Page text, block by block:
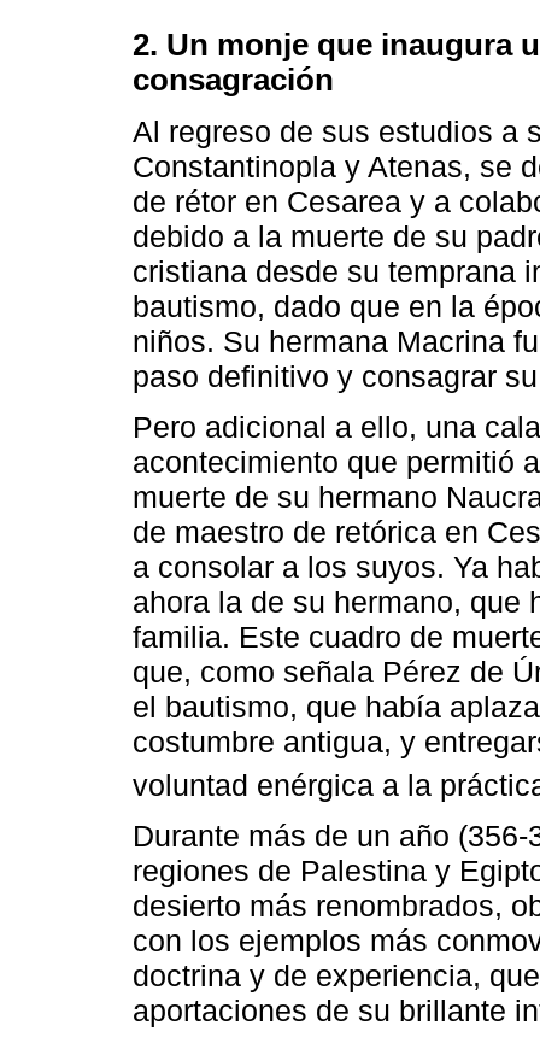
2. Un monje que inaugura
consagración
Al regreso de sus estudios a
Constantinopla y Atenas, se
de rétor en Cesarea y a
debido a la muerte de su
cristiana desde su temprana
bautismo, dado que en la
niños. Su hermana Macrina
paso definitivo y consagrar
Pero adicional a ello, una
acontecimiento que permitió
muerte de su hermano
de maestro de retórica en
a consolar a los suyos. Ya
ahora la de su hermano, que
familia. Este cuadro de
que, como señala Pérez de
el bautismo, que había
costumbre antigua, y
voluntad enérgica a la
Durante más de un año
regiones de Palestina y
desierto más renombrados,
con los ejemplos más
doctrina y de experiencia,
aportaciones de su brillante